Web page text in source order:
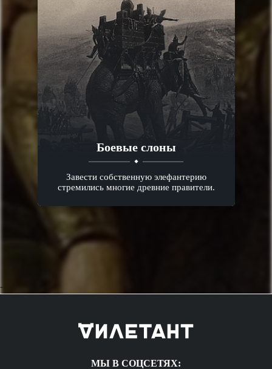
Боевые слоны
Завести собственную элефантерию
стремились многие древние правители.
->
МЫ В СОЦСЕТЯХ: